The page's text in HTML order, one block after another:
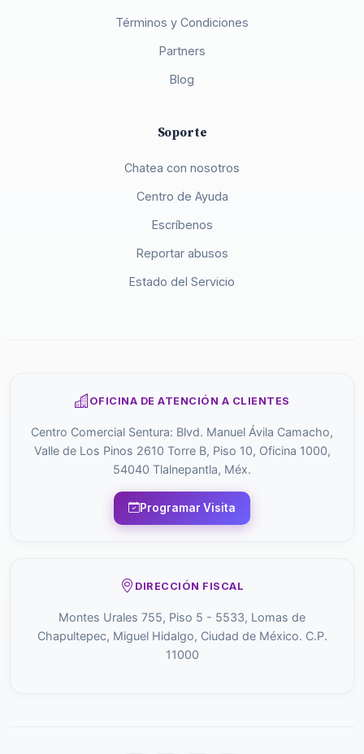
Términos y Condiciones
Partners
Blog
Soporte
Chatea con nosotros
Centro de Ayuda
Escríbenos
Reportar abusos
Estado del Servicio
OFICINA DE ATENCIÓN A CLIENTES
Centro Comercial Sentura: Blvd. Manuel Ávila Camacho,
Valle de Los Pinos 2610 Torre B, Piso 10, Oficina 1000,
54040 Tlalnepantla, Méx.
Programar Visita
DIRECCIÓN FISCAL
Montes Urales 755, Piso 5 - 5533, Lomas de
Chapultepec, Miguel Hidalgo, Ciudad de México. C.P.
11000